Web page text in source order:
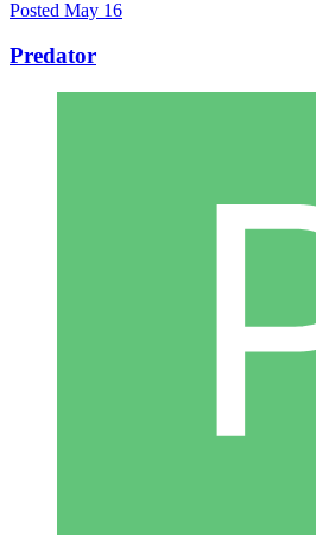
Posted May 16
Predator